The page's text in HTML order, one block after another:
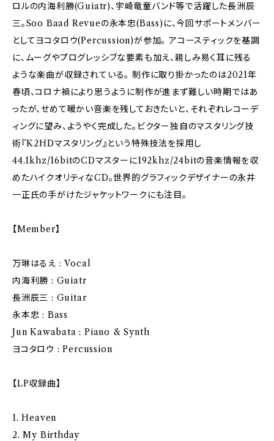
ロルの内海利勝(Guiatr)、宇崎竜童バンド等で活躍した長洲辰
三。Soo Baad Revueの永本忠(Bass)に、今回サポートメンバー
としてヨコタロウ(Percussion)が参加。 アコースティックを基調
に、ムーグやプログレッシブな要素も加え、親しみ易く耳に残る
ような楽曲が収録されている。 制作に取り掛かったのは2021年
春頃、コロナ禍により思うように制作が進まず難しい時期ではあ
ったが、せめて暖かい音楽を残しておきたいと、それぞれレコーデ
ィングに望み、ようやく完成した。ビクター独自のマスタリング技
術『K2HDマスタリング』という特殊技法を採用し
44.1khz/16bitのCDマスターに192khz/24bitの音楽情報を収
めたハイクオリティなCD。世界的グラフィックデザイナーの永井
一正氏の手がけたジャケットワークにも注目。
【Member】
万琳はるえ : Vocal
内海利勝 : Guiatr
長洲辰三 : Guitar
永本忠 : Bass
Jun Kawabata : Piano & Synth
ヨコタロウ : Percussion
【LP収録曲】
1. Heaven
2. My Birthday